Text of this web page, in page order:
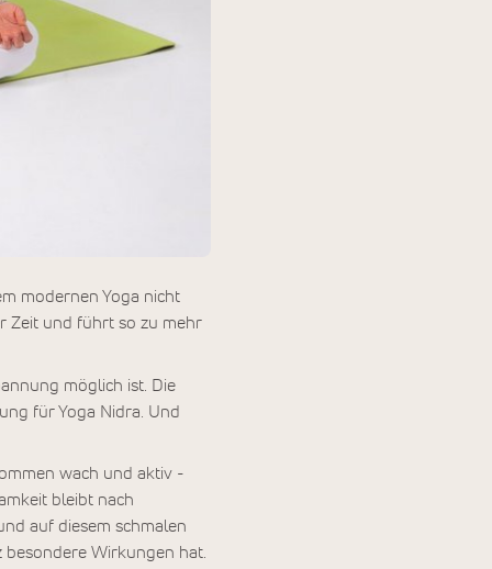
modernen Yoga nicht
Zeit und führt so zu mehr
möglich ist. Die
für Yoga Nidra. Und
wach und aktiv -
bleibt nach
auf diesem schmalen
besondere Wirkungen hat.